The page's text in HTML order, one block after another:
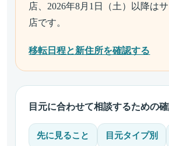
店、2026年8月1日（土）以降は
店です。
移転日程と新住所を確認する
目元に合わせて相談するための
先に見ること 目元タイプ別